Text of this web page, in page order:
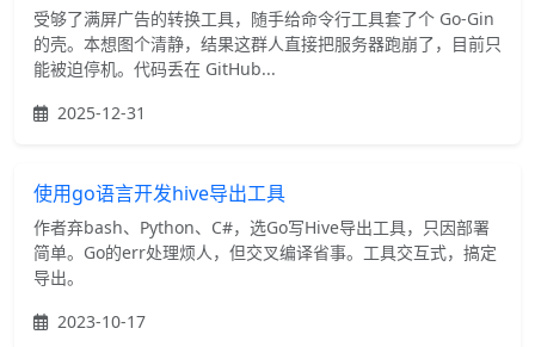
受够了满屏广告的转换工具，随手给命令行工具套了个 Go-Gin
的壳。本想图个清静，结果这群人直接把服务器跑崩了，目前只
能被迫停机。代码丢在 GitHub...
2025-12-31
使用go语言开发hive导出工具
作者弃bash、Python、C#，选Go写Hive导出工具，只因部署
简单。Go的err处理烦人，但交叉编译省事。工具交互式，搞定
导出。
2023-10-17